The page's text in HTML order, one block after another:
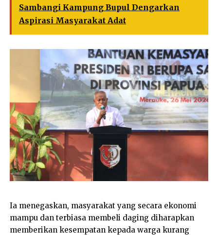
Sambangi Kampung Bupul Dengarkan
Aspirasi Masyarakat Adat
Ia menegaskan, masyarakat yang secara ekonomi
mampu dan terbiasa membeli daging diharapkan
memberikan kesempatan kepada warga kurang